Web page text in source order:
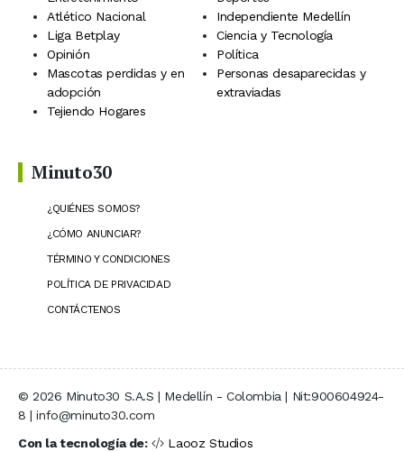
Atlético Nacional
Independiente Medellín
Liga Betplay
Ciencia y Tecnología
Opinión
Política
Mascotas perdidas y en
adopción
Personas desaparecidas y
extraviadas
Tejiendo Hogares
Minuto30
¿QUIÉNES SOMOS?
¿CÓMO ANUNCIAR?
TÉRMINO Y CONDICIONES
POLÍTICA DE PRIVACIDAD
CONTÁCTENOS
© 2026 Minuto30 S.A.S | Medellín - Colombia | Nit:900604924-
8 | info@minuto30.com
Con la tecnología de:
Laooz Studios